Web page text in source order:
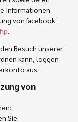
Informationen
von facebook
.
Besuch unserer
kann, loggen
aus.
von
Sie